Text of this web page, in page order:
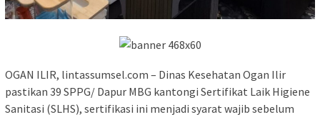
OGAN ILIR, lintassumsel.com – Dinas Kesehatan Ogan Ilir
pastikan 39 SPPG/ Dapur MBG kantongi Sertifikat Laik Higiene
Sanitasi (SLHS), sertifikasi ini menjadi syarat wajib sebelum